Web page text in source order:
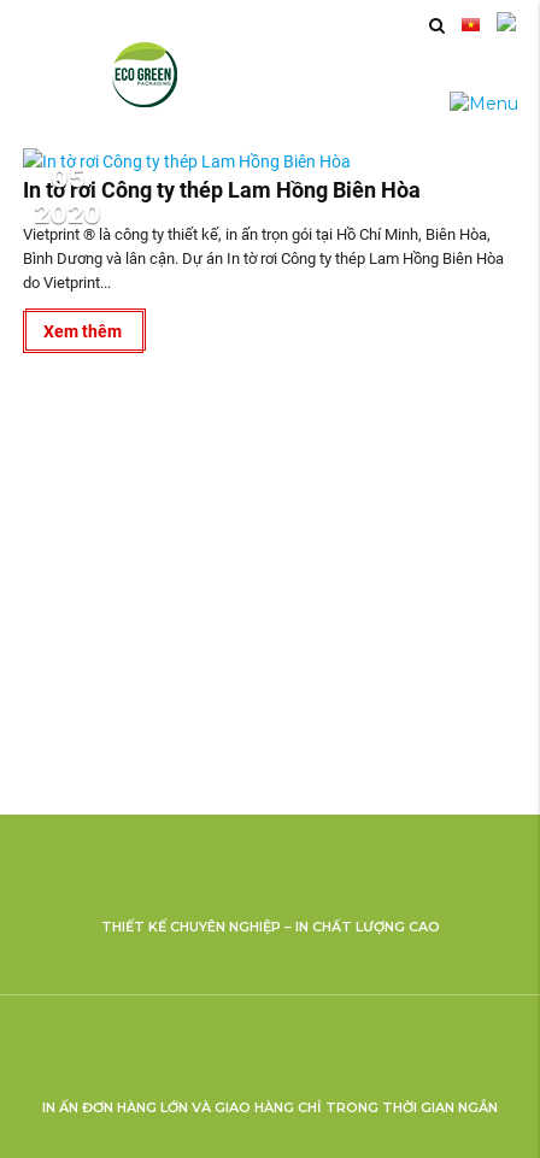
In tờ rơi Công ty thép Lam Hồng Biên Hòa
Vietprint ® là công ty thiết kế, in ấn trọn gói tại Hồ Chí Minh, Biên Hòa,
Bình Dương và lân cận. Dự án In tờ rơi Công ty thép Lam Hồng Biên Hòa
do Vietprint...
Xem thêm
05
2020
THIẾT KẾ CHUYÊN NGHIỆP – IN CHẤT LƯỢNG CAO
IN ẤN ĐƠN HÀNG LỚN VÀ GIAO HÀNG CHỈ TRONG THỜI GIAN NGẮN